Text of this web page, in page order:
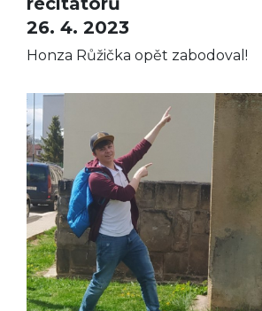
26. 4. 2023
Honza Růžička opět zabodoval!